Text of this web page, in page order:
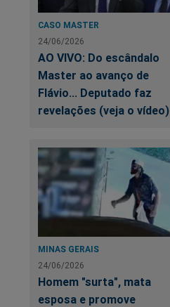
CASO MASTER
24/06/2026
AO VIVO: Do escândalo
Master ao avanço de
Flávio... Deputado faz
revelações (veja o vídeo)
MINAS GERAIS
24/06/2026
Homem "surta", mata
esposa e promove